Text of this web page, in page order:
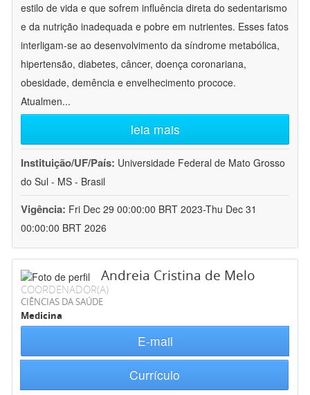
estilo de vida e que sofrem influência direta do sedentarismo
e da nutrição inadequada e pobre em nutrientes. Esses fatos
interligam-se ao desenvolvimento da síndrome metabólica,
hipertensão, diabetes, câncer, doença coronariana,
obesidade, demência e envelhecimento prococe.
Atualmen...
leia mais
Instituição/UF/País: Universidade Federal de Mato Grosso
do Sul - MS - Brasil
Vigência: Fri Dec 29 00:00:00 BRT 2023-Thu Dec 31
00:00:00 BRT 2026
Andreia Cristina de Melo
COORDENADOR(A)
CIÊNCIAS DA SAÚDE
Medicina
E-mail
Currículo